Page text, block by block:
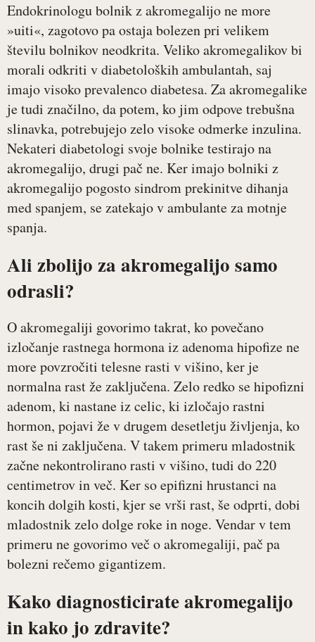
Endokrinologu bolnik z akromegalijo ne more
»uiti«, zagotovo pa ostaja bolezen pri velikem
številu bolnikov neodkrita. Veliko akromegalikov bi
morali odkriti v diabetoloških ambulantah, saj
imajo visoko prevalenco diabetesa. Za akromegalike
je tudi značilno, da potem, ko jim odpove trebušna
slinavka, potrebujejo zelo visoke odmerke inzulina.
Nekateri diabetologi svoje bolnike testirajo na
akromegalijo, drugi pač ne. Ker imajo bolniki z
akromegalijo pogosto sindrom prekinitve dihanja
med spanjem, se zatekajo v ambulante za motnje
spanja.
Ali zbolijo za akromegalijo samo
odrasli?
O akromegaliji govorimo takrat, ko povečano
izločanje rastnega hormona iz adenoma hipofize ne
more povzročiti telesne rasti v višino, ker je
normalna rast že zaključena. Zelo redko se hipofizni
adenom, ki nastane iz celic, ki izločajo rastni
hormon, pojavi že v drugem desetletju življenja, ko
rast še ni zaključena. V takem primeru mladostnik
začne nekontrolirano rasti v višino, tudi do 220
centimetrov in več. Ker so epifizni hrustanci na
koncih dolgih kosti, kjer se vrši rast, še odprti, dobi
mladostnik zelo dolge roke in noge. Vendar v tem
primeru ne govorimo več o akromegaliji, pač pa
bolezni rečemo gigantizem.
Kako diagnosticirate akromegalijo
in kako jo zdravite?